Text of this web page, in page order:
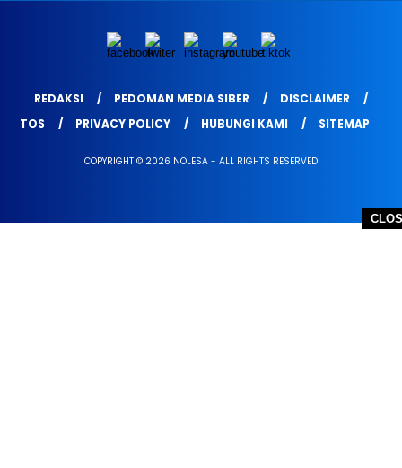
REDAKSI PEDOMAN MEDIA SIBER
DISCLAIMER
TOS
PRIVACY POLICY HUBUNGI KAMI SITEMAP
COPYRIGHT © 2026 NOLESA - ALL RIGHTS RESERVED